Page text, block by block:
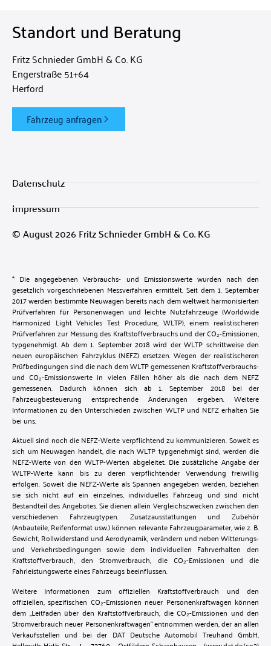
Standort und Beratung
Fritz Schnieder GmbH & Co. KG
Engerstraße 51+64
Herford
Fahrzeug anfragen
Datenschutz
Impressum
© August 2026 Fritz Schnieder GmbH & Co. KG
* Die angegebenen Verbrauchs- und Emissionswerte wurden nach den
gesetzlich vorgeschriebenen Messverfahren ermittelt. Seit dem 1. September
2017 werden bestimmte Neuwagen bereits nach dem weltweit harmonisierten
Prüfverfahren für Personenwagen und leichte Nutzfahrzeuge (Worldwide
Harmonized Light Vehicles Test Procedure, WLTP), einem realistischeren
Prüfverfahren zur Messung des Kraftstoffverbrauchs und der CO₂-Emissionen,
typgenehmigt. Ab dem 1. September 2018 wird der WLTP schrittweise den
neuen europäischen Fahrzyklus (NEFZ) ersetzen. Wegen der realistischeren
Prüfbedingungen sind die nach dem WLTP gemessenen Kraftstoffverbrauchs-
und CO₂-Emissionswerte in vielen Fällen höher als die nach dem NEFZ
gemessenen. Dadurch können sich ab 1. September 2018 bei der
Fahrzeugbesteuerung entsprechende Änderungen ergeben. Weitere
Informationen zu den Unterschieden zwischen WLTP und NEFZ erhalten Sie
bei uns.
Aktuell sind noch die NEFZ-Werte verpflichtend zu kommunizieren. Soweit es
sich um Neuwagen handelt, die nach WLTP typgenehmigt sind, werden die
NEFZ-Werte von den WLTP-Werten abgeleitet. Die zusätzliche Angabe der
WLTP-Werte kann bis zu deren verpflichtender Verwendung freiwillig
erfolgen. Soweit die NEFZ-Werte als Spannen angegeben werden, beziehen
sie sich nicht auf ein einzelnes, individuelles Fahrzeug und sind nicht
Bestandteil des Angebotes. Sie dienen allein Vergleichszwecken zwischen den
verschiedenen Fahrzeugtypen. Zusatzausstattungen und Zubehör
(Anbauteile, Reifenformat usw.) können relevante Fahrzeugparameter, wie z. B.
Gewicht, Rollwiderstand und Aerodynamik, verändern und neben Witterungs-
und Verkehrsbedingungen sowie dem individuellen Fahrverhalten den
Kraftstoffverbrauch, den Stromverbrauch, die CO₂-Emissionen und die
Fahrleistungswerte eines Fahrzeugs beeinflussen.
Weitere Informationen zum offiziellen Kraftstoffverbrauch und den
offiziellen, spezifischen CO₂-Emissionen neuer Personenkraftwagen können
dem „Leitfaden über den Kraftstoffverbrauch, die CO₂-Emissionen und den
Stromverbrauch neuer Personenkraftwagen“ entnommen werden, der an allen
Verkaufsstellen und bei der DAT Deutsche Automobil Treuhand GmbH,